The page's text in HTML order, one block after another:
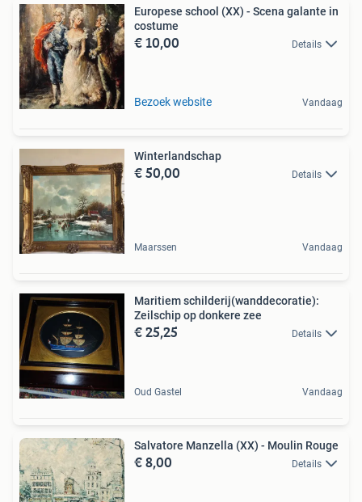
Europese school (XX) - Scena galante in
costume
€ 10,00 Details
Bezoek website Vandaag
Winterlandschap
€ 50,00 Details
Maarssen Vandaag
Maritiem schilderij(wanddecoratie):
Zeilschip op donkere zee
€ 25,25 Details
Oud Gastel Vandaag
Salvatore Manzella (XX) - Moulin Rouge
€ 8,00 Details